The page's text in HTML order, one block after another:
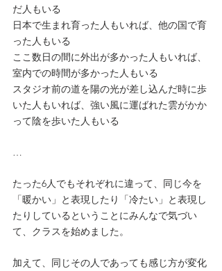
だ人もいる
日本で生まれ育った人もいれば、他の国で育
った人もいる
ここ数日の間に外出が多かった人もいれば、
室内での時間が多かった人もいる
スタジオ前の道を陽の光が差し込んだ時に歩
いた人もいれば、強い風に運ばれた雲がかか
って陰を歩いた人もいる
…
たった6人でもそれぞれに違って、同じ今を
「暖かい」と表現したり「冷たい」と表現し
たりしているということにみんなで気づい
て、クラスを始めました。
加えて、同じその人であっても感じ方が変化